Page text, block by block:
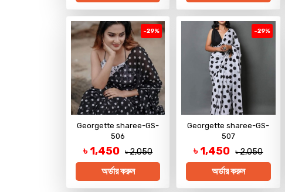
-29%
Georgette sharee-GS-
506
৳ 1,450 ৳ 2,050
অর্ডার করুন
-29%
Georgette sharee-GS-
507
৳ 1,450 ৳ 2,050
অর্ডার করুন